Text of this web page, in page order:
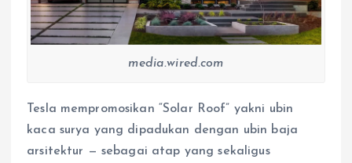
media.wired.com
Tesla mempromosikan “Solar Roof” yakni ubin
kaca surya yang dipadukan dengan ubin baja
arsitektur — sebagai atap yang sekaligus